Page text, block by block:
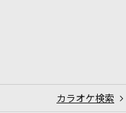
カラオケ検索